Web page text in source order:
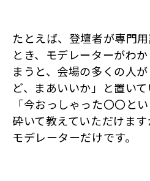
たとえば、登壇者が専門
とき、モデレーターがわ
まうと、会場の多くの人
ど、まあいいか」と置い
「今おっしゃった〇〇と
砕いて教えていただけます
モデレーターだけです。